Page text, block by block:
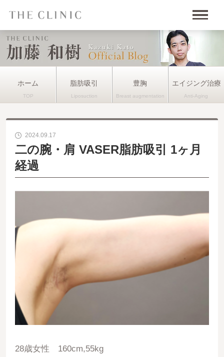
ホーム 脂肪吸引 豊胸 エイジング治療
2024.09.17
二の腕・肩 VASER脂肪吸引 1ヶ月
経過
28歳女性 160cm,55kg